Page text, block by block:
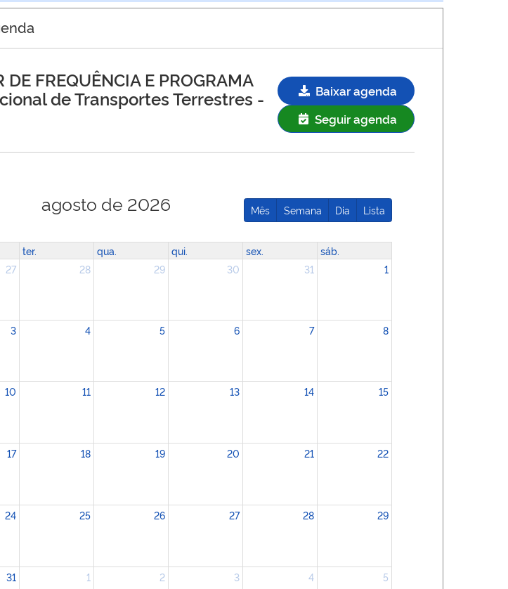
DE FREQUÊNCIA E PROGRAMA
de Transportes Terrestres -
Baixar agenda
Seguir agenda
agosto de 2026 Mês Semana Dia Lista
ter. qua. qui. sex.
sáb.
27 28 29 30 31 1
3 4 5 6 7 8
10 11 12 13 14 15
17 18 19 20 21 22
24 25 26 27 28 29
31 1 2 3 4 5